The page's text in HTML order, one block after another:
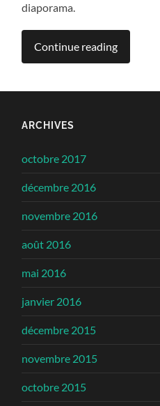
diaporama.
Continue reading
ARCHIVES
octobre 2017
décembre 2016
novembre 2016
août 2016
mai 2016
janvier 2016
décembre 2015
novembre 2015
octobre 2015